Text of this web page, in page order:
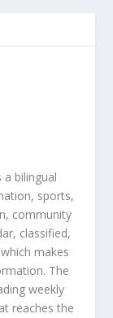
a bilingual
sports,
community
classified,
makes
The
weekly
reaches the